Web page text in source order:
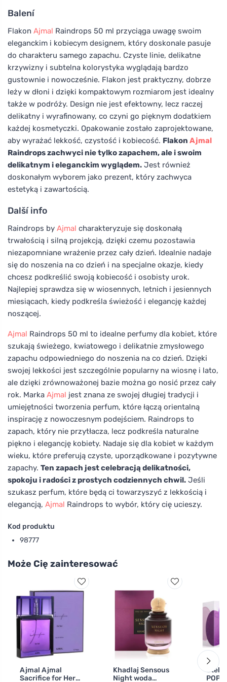
Balení
Flakon Ajmal Raindrops 50 ml przyciąga uwagę swoim
eleganckim i kobiecym designem, który doskonale pasuje
do charakteru samego zapachu. Czyste linie, delikatne
krzywizny i subtelna kolorystyka wyglądają bardzo
gustownie i nowocześnie. Flakon jest praktyczny, dobrze
leży w dłoni i dzięki kompaktowym rozmiarom jest idealny
także w podróży. Design nie jest efektowny, lecz raczej
delikatny i wyrafinowany, co czyni go pięknym dodatkiem
każdej kosmetyczki. Opakowanie zostało zaprojektowane,
aby wyrażać lekkość, czystość i kobiecość. Flakon Ajmal
Raindrops zachwyci nie tylko zapachem, ale i swoim
delikatnym i eleganckim wyglądem. Jest również
doskonałym wyborem jako prezent, który zachwyca
estetyką i zawartością.
Další info
Raindrops by Ajmal charakteryzuje się doskonałą
trwałością i silną projekcją, dzięki czemu pozostawia
niezapomniane wrażenie przez cały dzień. Idealnie nadaje
się do noszenia na co dzień i na specjalne okazje, kiedy
chcesz podkreślić swoją kobiecość i osobisty urok.
Najlepiej sprawdza się w wiosennych, letnich i jesiennych
miesiącach, kiedy podkreśla świeżość i elegancję każdej
noszącej.
Ajmal Raindrops 50 ml to idealne perfumy dla kobiet, które
szukają świeżego, kwiatowego i delikatnie zmysłowego
zapachu odpowiedniego do noszenia na co dzień. Dzięki
swojej lekkości jest szczególnie popularny na wiosnę i lato,
ale dzięki zrównoważonej bazie można go nosić przez cały
rok. Marka Ajmal jest znana ze swojej długiej tradycji i
umiejętności tworzenia perfum, które łączą orientalną
inspirację z nowoczesnym podejściem. Raindrops to
zapach, który nie przytłacza, lecz podkreśla naturalne
piękno i elegancję kobiety. Nadaje się dla kobiet w każdym
wieku, które preferują czyste, uporządkowane i pozytywne
zapachy. Ten zapach jest celebracją delikatności,
spokoju i radości z prostych codziennych chwil. Jeśli
szukasz perfum, które będą ci towarzyszyć z lekkością i
elegancją, Ajmal Raindrops to wybór, który cię ucieszy.
Kod produktu
98777
Może Cię zainteresować
Ajmal Ajmal
Sacrifice for Her
Khadlaj Sensous
Night woda
POP